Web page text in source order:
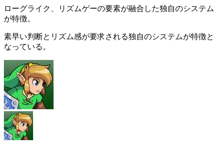
ローグライク、リズムゲーの要素が融合した独自のシステム
が特徴。
素早い判断とリズム感が要求される独自のシステムが特徴と
なっている。